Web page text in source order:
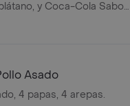
y Coca-Cola Sabor
Asado
4 papas, 4 arepas.